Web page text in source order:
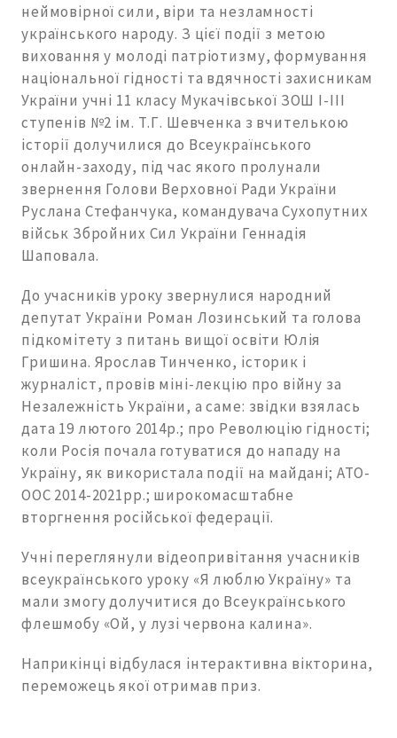
неймовірної сили, віри та незламності
українського народу. З цієї події з метою
виховання у молоді патріотизму, формування
національної гідності та вдячності захисникам
України учні 11 класу Мукачівської ЗОШ І-ІІІ
ступенів №2 ім. Т.Г. Шевченка з вчителькою
історії долучилися до Всеукраїнського
онлайн-заходу, під час якого пролунали
звернення Голови Верховної Ради України
Руслана Стефанчука, командувача Сухопутних
військ Збройних Сил України Геннадія
Шаповала.
До учасників уроку звернулися народний
депутат України Роман Лозинський та голова
підкомітету з питань вищої освіти Юлія
Гришина. Ярослав Тинченко, історик і
журналіст, провів міні-лекцію про війну за
Незалежність України, а саме: звідки взялась
дата 19 лютого 2014р.; про Революцію гідності;
коли Росія почала готуватися до нападу на
Україну, як використала події на майдані; АТО-
ООС 2014-2021рр.; широкомасштабне
вторгнення російської федерації.
Учні переглянули відеопривітання учасників
всеукраїнського уроку «Я люблю Україну» та
мали змогу долучитися до Всеукраїнського
флешмобу «Ой, у лузі червона калина».
Наприкінці відбулася інтерактивна вікторина,
переможець якої отримав приз.